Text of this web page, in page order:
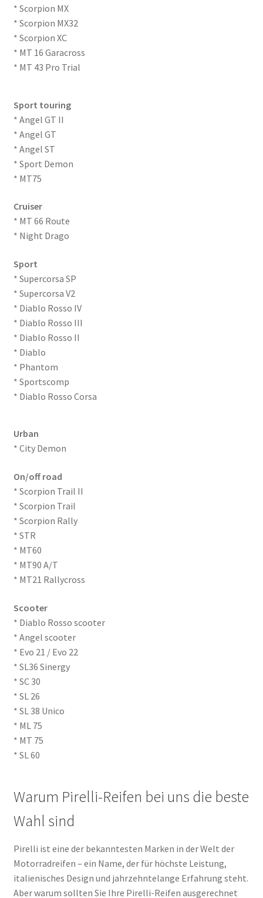
* Scorpion MX
* Scorpion MX32
* Scorpion XC
* MT 16 Garacross
* MT 43 Pro Trial
Sport touring
* Angel GT II
* Angel GT
* Angel ST
* Sport Demon
* MT75
Cruiser
* MT 66 Route
* Night Drago
Sport
* Supercorsa SP
* Supercorsa V2
* Diablo Rosso IV
* Diablo Rosso III
* Diablo Rosso II
* Diablo
* Phantom
* Sportscomp
* Diablo Rosso Corsa
Urban
* City Demon
On/off road
* Scorpion Trail II
* Scorpion Trail
* Scorpion Rally
* STR
* MT60
* MT90 A/T
* MT21 Rallycross
Scooter
* Diablo Rosso scooter
* Angel scooter
* Evo 21 / Evo 22
* SL36 Sinergy
* SC 30
* SL 26
* SL 38 Unico
* ML 75
* MT 75
* SL 60
Warum Pirelli-Reifen bei uns die beste
Wahl sind
Pirelli ist eine der bekanntesten Marken in der Welt der
Motorradreifen – ein Name, der für höchste Leistung,
italienisches Design und jahrzehntelange Erfahrung steht.
Aber warum sollten Sie Ihre Pirelli-Reifen ausgerechnet